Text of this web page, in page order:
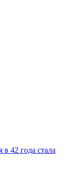
42 года стала